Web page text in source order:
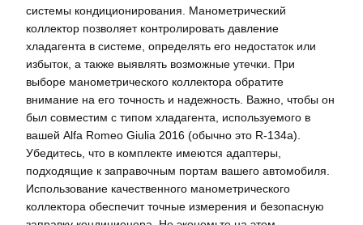
системы кондиционирования. Манометрический
коллектор позволяет контролировать давление
хладагента в системе, определять его недостаток или
избыток, а также выявлять возможные утечки. При
выборе манометрического коллектора обратите
внимание на его точность и надежность. Важно, чтобы он
был совместим с типом хладагента, используемого в
вашей Alfa Romeo Giulia 2016 (обычно это R-134a).
Убедитесь, что в комплекте имеются адаптеры,
подходящие к заправочным портам вашего автомобиля.
Использование качественного манометрического
коллектора обеспечит точные измерения и безопасную